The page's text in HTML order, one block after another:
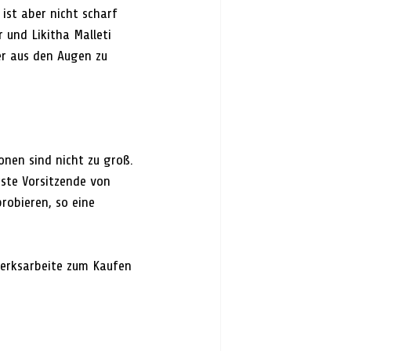
ist aber nicht scharf
und Likitha Malleti
aus den Augen zu
sind nicht zu groß.
Vorsitzende von
so eine
zum Kaufen